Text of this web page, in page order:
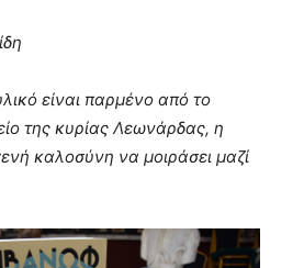
είναι παρμένο από το
της κυρίας Λεωνάρδας, η
καλοσύνη να μοιράσει μαζί